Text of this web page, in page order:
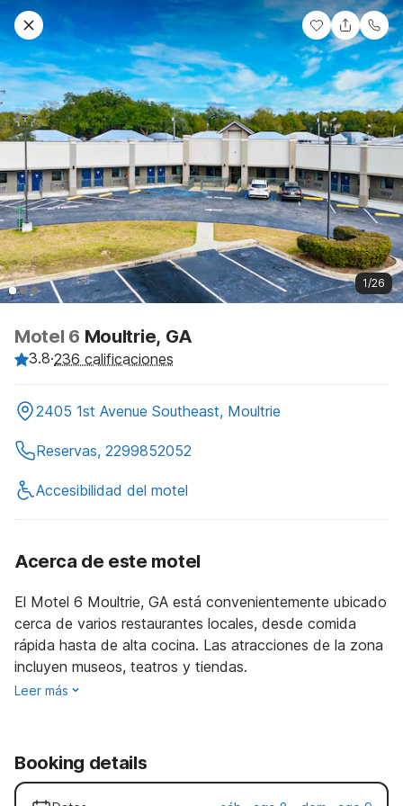
1/26
Motel 6 Moultrie, GA
3.8·236 calificaciones
2405 1st Avenue Southeast, Moultrie
Reservas, 2299852052
Accesibilidad del motel
Acerca de este motel
El Motel 6 Moultrie, GA está convenientemente ubicado
cerca de varios restaurantes locales, desde comida
rápida hasta de alta cocina. Las atracciones de la zona
incluyen museos, teatros y tiendas.
Leer más
Booking details